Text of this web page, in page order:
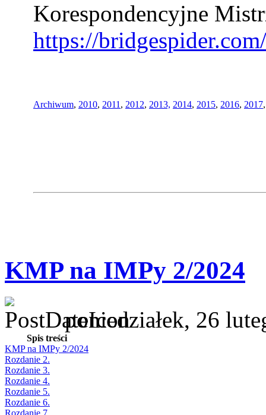
Korespondencyjne
https://
Archiwum, 2010, 2011 , 2012, 2013, 2014, 2015, 2016, 2017
KMP na IMPy 2/2024
poniedziałek, 26
Spis treści
KMP na IMPy 2/2024
Rozdanie 2.
Rozdanie 3.
Rozdanie 4.
Rozdanie 5.
Rozdanie 6.
Rozdanie 7.